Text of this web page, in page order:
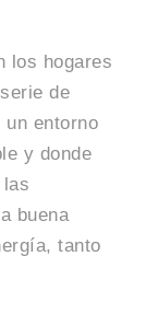
los hogares
de
entorno
y donde
buena
tanto